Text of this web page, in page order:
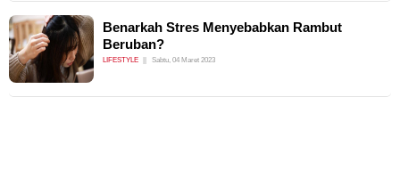
Benarkah Stres Menyebabkan Rambut
Beruban?
LIFESTYLE Sabtu, 04 Maret 2023